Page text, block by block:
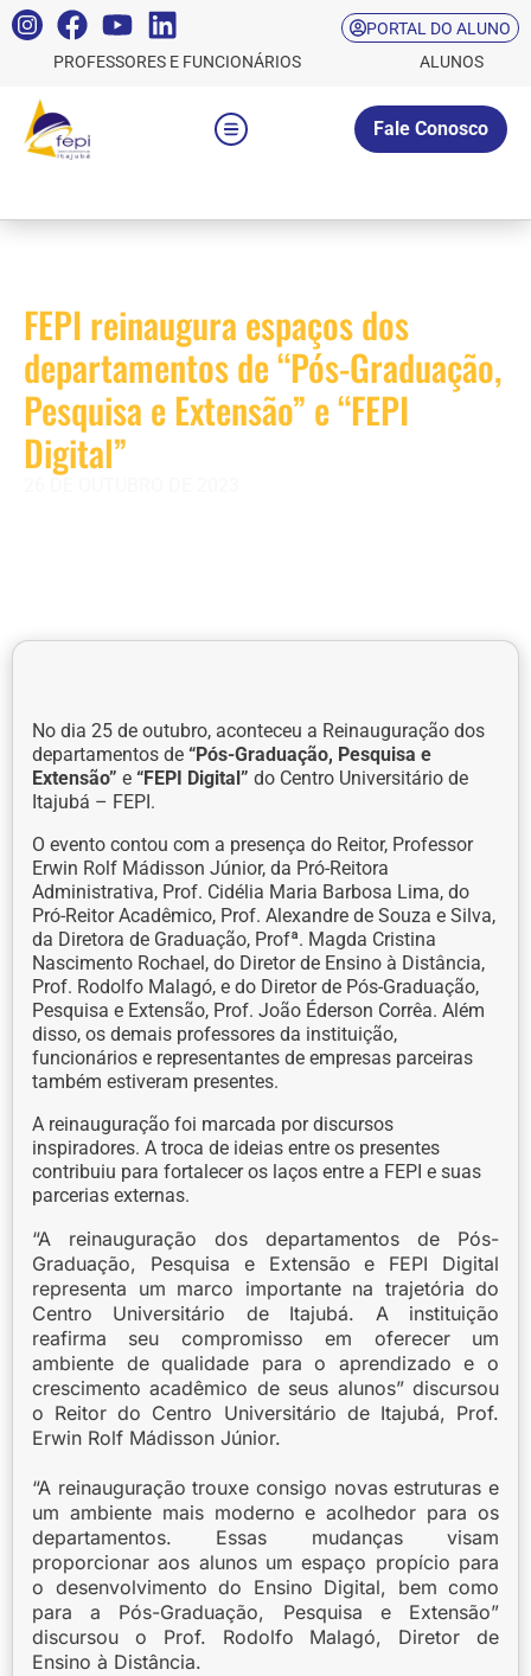
PORTAL DO ALUNO
PROFESSORES E FUNCIONÁRIOS
ALUNOS
Fale Conosco
FEPI reinaugura espaços dos
departamentos de “Pós-Graduação,
Pesquisa e Extensão” e “FEPI
Digital”
No dia 25 de outubro, aconteceu a Reinauguração dos
departamentos de “Pós-Graduação, Pesquisa e
Extensão” e “FEPI Digital” do Centro Universitário de
Itajubá – FEPI.
O evento contou com a presença do Reitor, Professor
Erwin Rolf Mádisson Júnior, da Pró-Reitora
Administrativa, Prof. Cidélia Maria Barbosa Lima, do
Pró-Reitor Acadêmico, Prof. Alexandre de Souza e Silva,
da Diretora de Graduação, Profª. Magda Cristina
Nascimento Rochael, do Diretor de Ensino à Distância,
Prof. Rodolfo Malagó, e do Diretor de Pós-Graduação,
Pesquisa e Extensão, Prof. João Éderson Corrêa. Além
disso, os demais professores da instituição,
funcionários e representantes de empresas parceiras
também estiveram presentes.
A reinauguração foi marcada por discursos
inspiradores. A troca de ideias entre os presentes
contribuiu para fortalecer os laços entre a FEPI e suas
parcerias externas.
“A reinauguração dos departamentos de Pós-
Graduação, Pesquisa e Extensão e FEPI Digital
representa um marco importante na trajetória do
Centro Universitário de Itajubá. A instituição
reafirma seu compromisso em oferecer um
ambiente de qualidade para o aprendizado e o
crescimento acadêmico de seus alunos” discursou
o Reitor do Centro Universitário de Itajubá, Prof.
Erwin Rolf Mádisson Júnior.
“A reinauguração trouxe consigo novas estruturas e
um ambiente mais moderno e acolhedor para os
departamentos. Essas mudanças visam
proporcionar aos alunos um espaço propício para
o desenvolvimento do Ensino Digital, bem como
para a Pós-Graduação, Pesquisa e Extensão”
discursou o Prof. Rodolfo Malagó, Diretor de
Ensino à Distância.